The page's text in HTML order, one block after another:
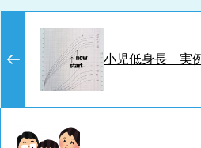
小児低身長 実